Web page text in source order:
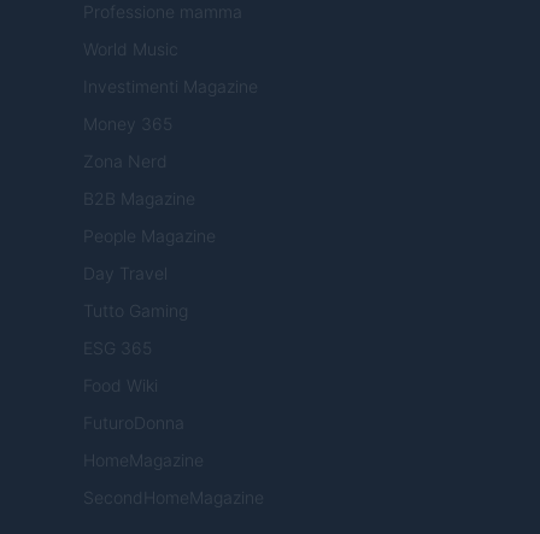
Professione mamma
World Music
Investimenti Magazine
Money 365
Zona Nerd
B2B Magazine
People Magazine
Day Travel
Tutto Gaming
ESG 365
Food Wiki
FuturoDonna
HomeMagazine
SecondHomeMagazine